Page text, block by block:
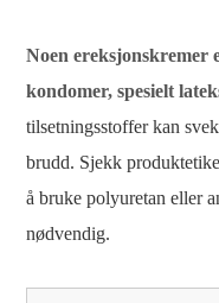
Noen ereksjonskremer
kondomer, spesielt
tilsetningsstoffer kan
brudd. Sjekk
å bruke polyuretan eller
nødvendig.